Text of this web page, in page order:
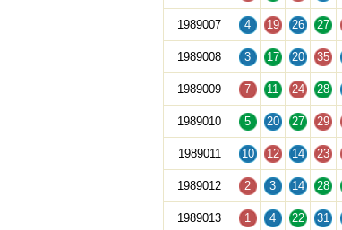
1989007 4 19 26 27
1989008 3 17 20 35
1989009 7 11 24 28
1989010 5 20 27 29
1989011 10 12 14 23
1989012 2 3 14 28
1989013 1 4 22 31